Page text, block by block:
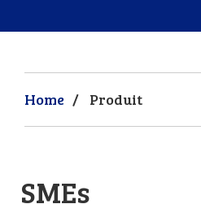
Home / Produit
SMEs